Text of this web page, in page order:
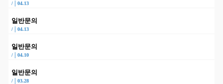
/ 04.13
일반문의
/ 04.13
일반문의
/ 04.10
일반문의
/ 03.28